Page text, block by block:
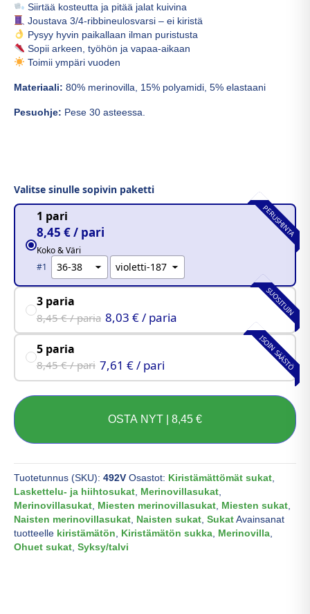
Siirtää kosteutta ja pitää jalat kuivina
Joustava 3/4-ribbineulosvarsi – ei kiristä
Pysyy hyvin paikallaan ilman puristusta
Sopii arkeen, työhön ja vapaa-aikaan
Toimii ympäri vuoden
Materiaali: 80% merinovilla, 15% polyamidi, 5% elastaani
Pesuohje: Pese 30 asteessa.
Valitse sinulle sopivin paketti
PERUSHINTA
1 pari
8,45 € / pari
Koko & Väri
#1
SUOSITUIN
3 paria
8,45 € / paria 8,03 € / paria
ISOIN SÄÄSTÖ
5 paria
8,45 € / pari 7,61 € / pari
OSTA NYT | 8,45 €
Tuotetunnus (SKU): 492V Osastot: Kiristämättömät sukat
Laskettelu- ja hiihtosukat Merinovillasukat
Merinovillasukat Miesten merinovillasukat Miesten sukat
Naisten merinovillasukat Naisten sukat SukatAvainsanat
tuotteelle kiristämätön Kiristämätön sukka Merinovilla
Ohuet sukat Syksy/talvi